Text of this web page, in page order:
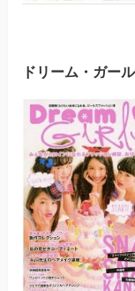
ドリーム・ガー